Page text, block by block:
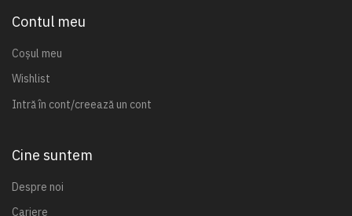
Contul meu
Coșul meu
Wishlist
Intră în cont/creează un cont
Cine suntem
Despre noi
Cariere